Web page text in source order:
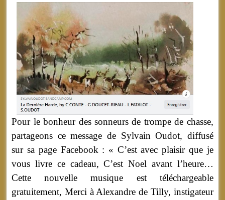
Pour le bonheur des sonneurs de trompe de chasse,
partageons ce message de Sylvain Oudot, diffusé
sur sa page Facebook : « C’est avec plaisir que je
vous livre ce cadeau, C’est Noel avant l’heure…
Cette nouvelle musique est téléchargeable
gratuitement, Merci à Alexandre de Tilly, instigateur